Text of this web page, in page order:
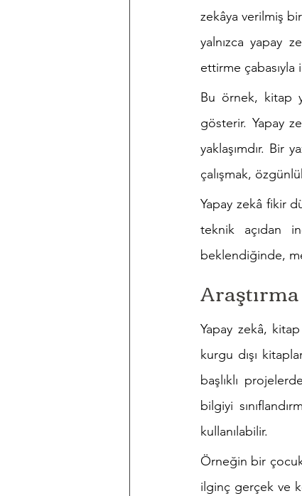
zekâya verilmiş
yalnızca yapay
ettirme çabasıyla
Bu örnek, kitap
gösterir. Yapay
yaklaşımdır. Bir
çalışmak,
Yapay zekâ fikir
teknik açıdan
beklendiğinde,
Yapay zekâ,
kurgu dışı
başlıklı
bilgiyi
kullanılabilir.
Örneğin bir
ilginç gerçek ve